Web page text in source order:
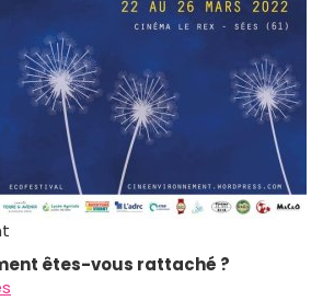
êtes-vous rattaché ?